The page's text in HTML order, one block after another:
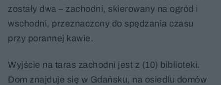
zostały dwa – zachodni, skierowany na ogród i
wschodni, przeznaczony do spędzania czasu
przy porannej kawie.
Wyjście na taras zachodni jest z (10) biblioteki.
Dom znajduje się w Gdańsku, na osiedlu domów